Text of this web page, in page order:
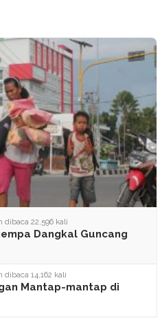
dibaca 22,596 kali
Dangkal Guncang
dibaca 14,162 kali
Mantap-mantap di